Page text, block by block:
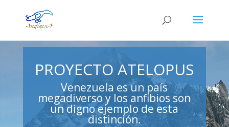
PROYECTO ATELOPUS
Venezuela es un país
megadiverso y los anfibios son
un digno ejemplo de esta
distinción.